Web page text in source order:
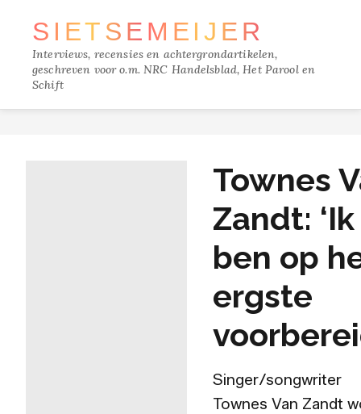
SIETSE MEIJER
Interviews, recensies en achtergrondartikelen,
geschreven voor o.m. NRC Handelsblad, Het Parool en
Schift
Townes
Zandt: ‘Ik
ben op
ergste
Singer/songwriter
Townes Van Zandt